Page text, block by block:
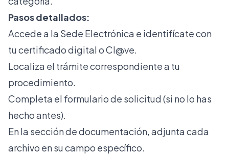
Pasos detallados:
Accede a la Sede Electrónica e identifícate con
tu certificado digital o Cl@ve.
Localiza el trámite correspondiente a tu
procedimiento.
Completa el formulario de solicitud (si no lo has
hecho antes).
En la sección de documentación, adjunta cada
archivo en su campo específico.